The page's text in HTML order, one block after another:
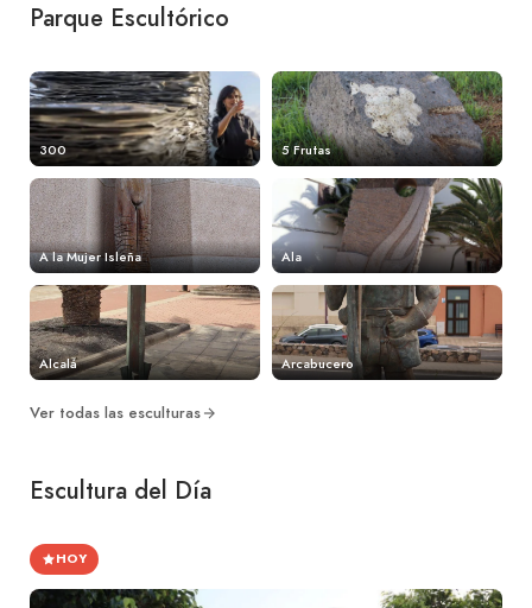
Parque Escultórico
300 5 Frutas
A la Mujer Isleña Ala
Alcalá Arcabucero
Ver todas las esculturas
Escultura del Día
HOY